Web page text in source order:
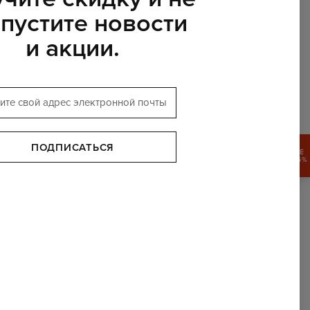
новости
и акции.
ПОДПИСАТЬСЯ ПОЛУЧИТЕ
СКИДКУ 15%